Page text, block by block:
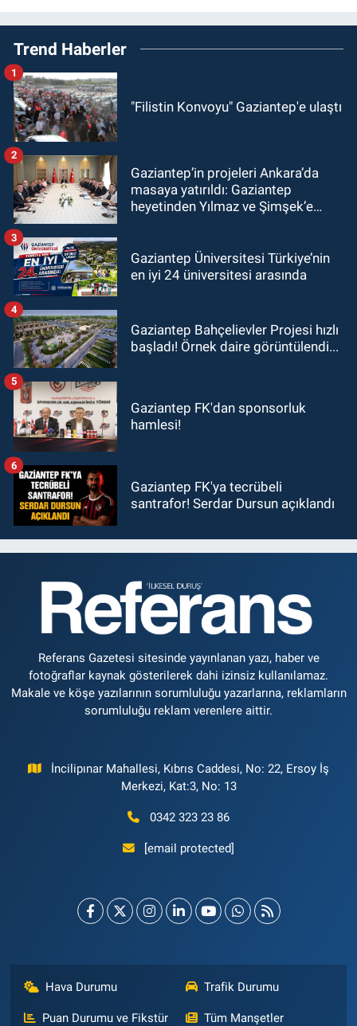
Trend Haberler
"Filistin Konvoyu" Gaziantep'e ulaştı
1
Gaziantep’in projeleri Ankara’da
masaya yatırıldı: Gaziantep
heyetinden Yılmaz ve Şimşek’e
2
Gaziantep Üniversitesi Türkiye’nin
en iyi 24 üniversitesi arasında
3
Gaziantep Bahçelievler Projesi hızlı
başladı! Örnek daire görüntülendi...
4
Gaziantep FK'dan sponsorluk
hamlesi!
5
Gaziantep FK'ya tecrübeli
santrafor! Serdar Dursun açıklandı
6
Referans Gazetesi sitesinde yayınlanan yazı, haber ve
fotoğraflar kaynak gösterilerek dahi izinsiz kullanılamaz.
Makale ve köşe yazılarının sorumluluğu yazarlarına, reklamların
sorumluluğu reklam verenlere aittir.
İncilipınar Mahallesi, Kıbrıs Caddesi, No: 22, Ersoy İş
Merkezi, Kat:3, No: 13
0342 323 23 86
[email protected]
Hava Durumu Trafik Durumu
Puan Durumu ve Fikstür Tüm Manşetler